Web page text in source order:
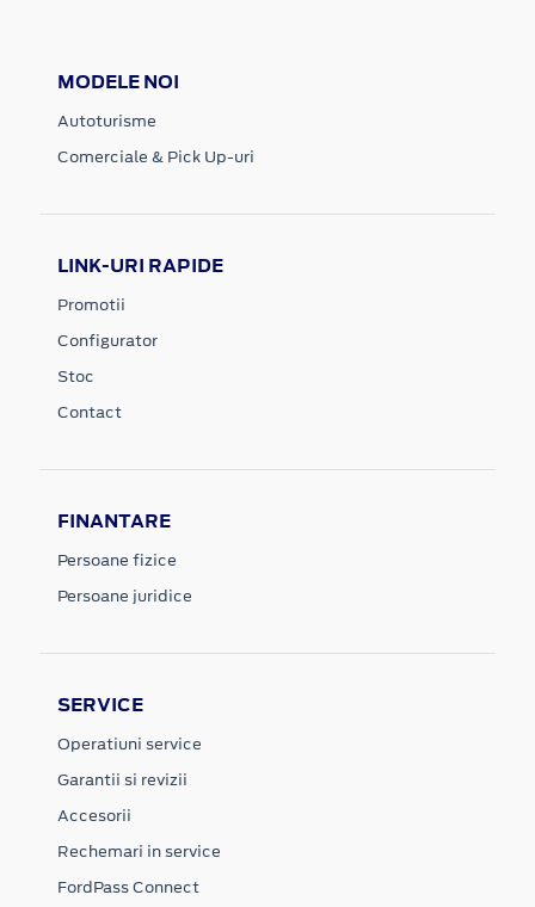
MODELE NOI
Autoturisme
Comerciale & Pick Up-uri
LINK-URI RAPIDE
Promotii
Configurator
Stoc
Contact
FINANTARE
Persoane fizice
Persoane juridice
SERVICE
Operatiuni service
Garantii si revizii
Accesorii
Rechemari in service
FordPass Connect